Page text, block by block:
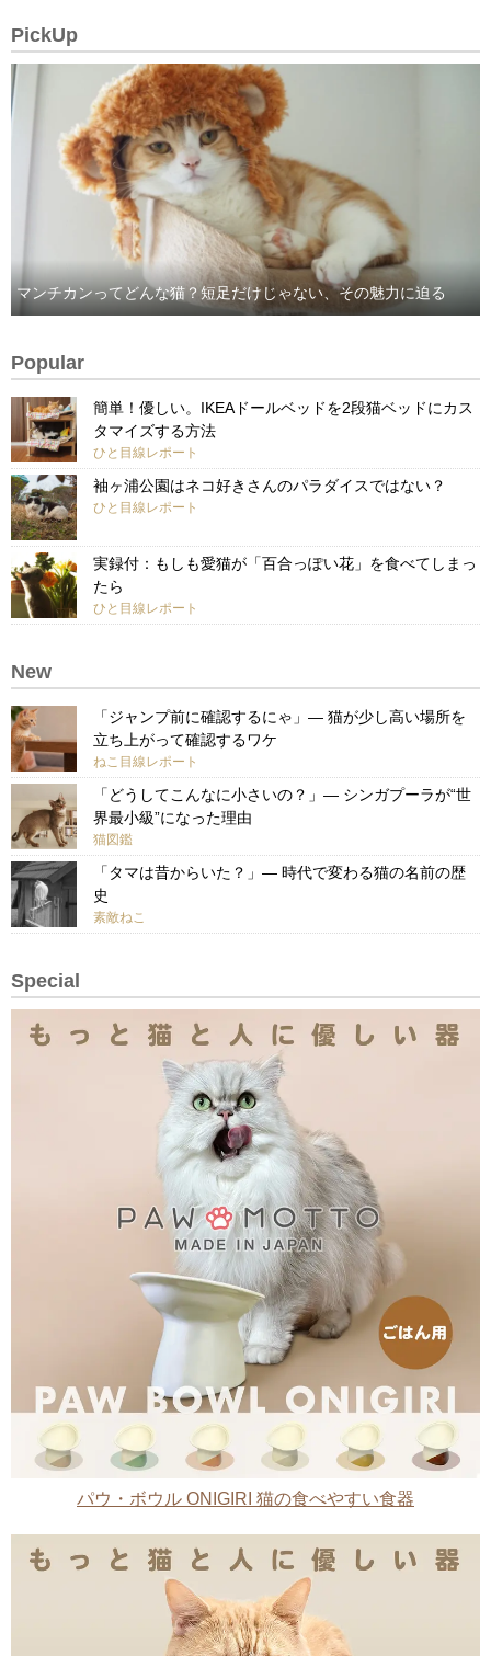
PickUp
マンチカンってどんな猫？短足だけじゃない、その魅力に迫る
Popular
簡単！優しい。IKEAドールベッドを2段猫ベッドにカス
タマイズする方法
ひと目線レポート
袖ヶ浦公園はネコ好きさんのパラダイスではない？
ひと目線レポート
実録付：もしも愛猫が「百合っぽい花」を食べてしまっ
たら
ひと目線レポート
New
「ジャンプ前に確認するにゃ」— 猫が少し高い場所を
立ち上がって確認するワケ
ねこ目線レポート
「どうしてこんなに小さいの？」— シンガプーラが“世
界最小級”になった理由
猫図鑑
「タマは昔からいた？」— 時代で変わる猫の名前の歴
史
素敵ねこ
Special
パウ・ボウル ONIGIRI 猫の食べやすい食器